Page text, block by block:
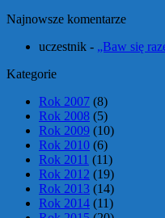
Najnowsze komentarze
uczestnik - „Baw się
Kategorie
Rok 2007 (8)
Rok 2008 (5)
Rok 2009 (10)
Rok 2010 (6)
Rok 2011 (11)
Rok 2012 (19)
Rok 2013 (14)
Rok 2014 (11)